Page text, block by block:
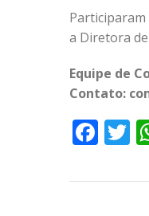
Participaram
a Diretora de
Equipe de
Contato: